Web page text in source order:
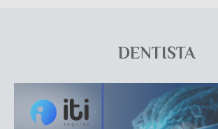
DENTISTA